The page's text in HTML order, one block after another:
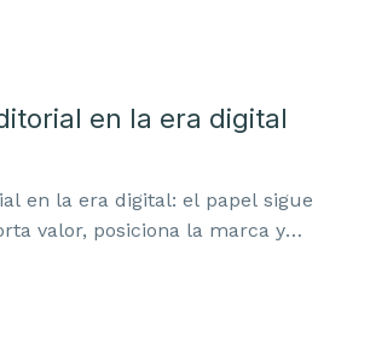
en la era digital
en la era digital: el papel sigue
valor, posiciona la marca y